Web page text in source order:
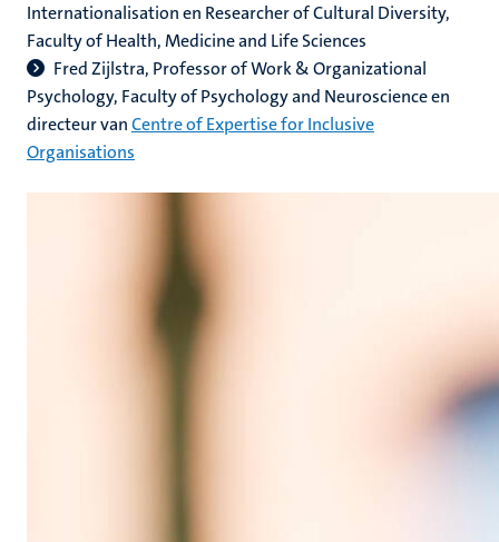
Internationalisation en Researcher of Cultural Diversity,
Faculty of Health, Medicine and Life Sciences
Fred Zijlstra, Professor of Work & Organizational
Psychology, Faculty of Psychology and Neuroscience en
directeur vanCentre of Expertise for Inclusive
Organisations